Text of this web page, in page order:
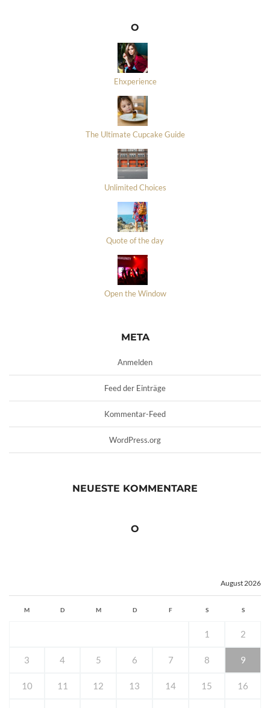
O
Ehxperience
The Ultimate Cupcake Guide
Unlimited Choices
Quote of the day
Open the Window
META
Anmelden
Feed der Einträge
Kommentar-Feed
WordPress.org
NEUESTE KOMMENTARE
O
August 2026
M D M D F S S
1 2
3 4 5 6 7 8 9
10 11 12 13 14 15 16